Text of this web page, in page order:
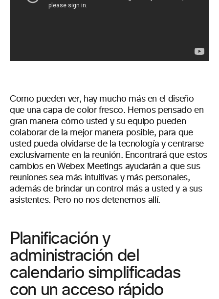
Como pueden ver, hay mucho más en el diseño
que una capa de color fresco. Hemos pensado en
gran manera cómo usted y su equipo pueden
colaborar de la mejor manera posible, para que
usted pueda olvidarse de la tecnología y centrarse
exclusivamente en la reunión. Encontrará que estos
cambios en Webex Meetings ayudarán a que sus
reuniones sea más intuitivas y más personales,
además de brindar un control más a usted y a sus
asistentes. Pero no nos detenemos allí.
Planificación y
administración del
calendario simplificadas
con un acceso rápido